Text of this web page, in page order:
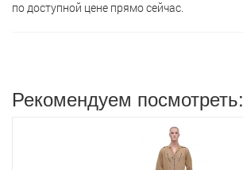
по доступной цене прямо сейчас.
Рекомендуем посмотреть: